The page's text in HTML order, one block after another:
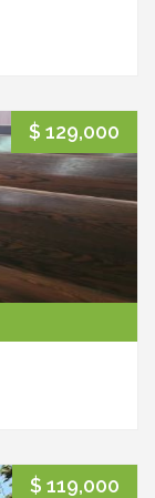
$ 129,000
$ 119,000